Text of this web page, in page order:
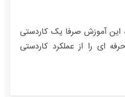
این آموزش صرفا یک کاردستی
ای را از عملکرد کاردستی